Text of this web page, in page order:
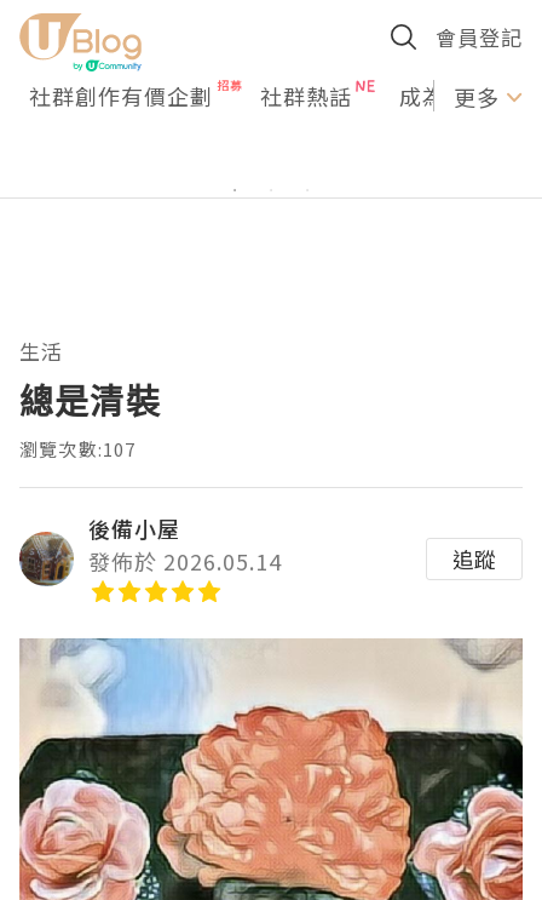
會員登記
社群創作有價企劃 社群熱話 成為U更多
生活
總是清裝
瀏覽次數:107
後備小屋
發佈於 2026.05.14
追蹤